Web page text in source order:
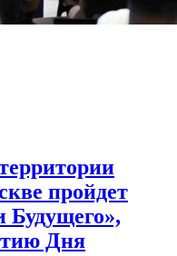
пройдет
Будущего»,
Дня